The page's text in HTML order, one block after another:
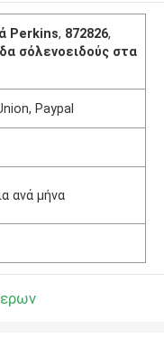
Perkins, 872826,
σόλενοειδούς στα
Paypal
ανά μήνα